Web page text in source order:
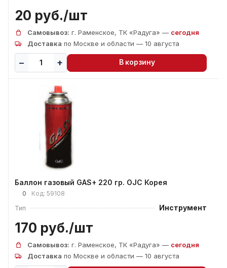
20 руб./шт
Самовывоз: г. Раменское, ТК «Радуга» — сегодня
Доставка по Москве и области — 10 августа
В корзину
Баллон газовый GAS+ 220 гр. OJC Корея
0 Код: 59108
Тип
Инструмент
170 руб./шт
Самовывоз: г. Раменское, ТК «Радуга» — сегодня
Доставка по Москве и области — 10 августа